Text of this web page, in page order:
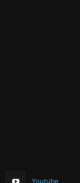
Youtube